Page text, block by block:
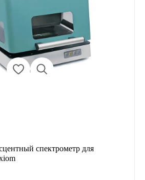
спектрометр для